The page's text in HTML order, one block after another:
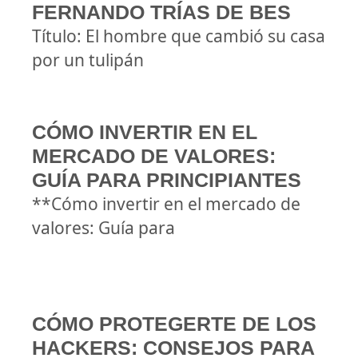
FERNANDO TRÍAS DE BES
Título: El hombre que cambió su casa
por un tulipán
CÓMO INVERTIR EN EL
MERCADO DE VALORES:
GUÍA PARA PRINCIPIANTES
**Cómo invertir en el mercado de
valores: Guía para
CÓMO PROTEGERTE DE LOS
HACKERS: CONSEJOS PARA